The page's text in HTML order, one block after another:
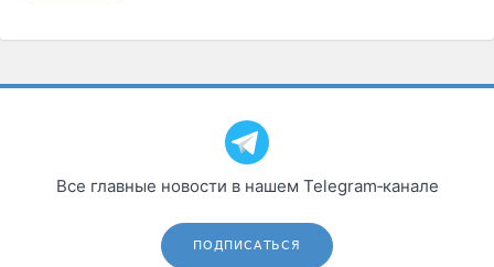
Все главные новости в нашем Telegram‑канале
ПОДПИСАТЬСЯ